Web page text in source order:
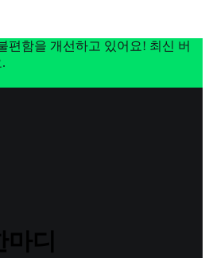
편함을 개선하고 있어요! 최신 버
디